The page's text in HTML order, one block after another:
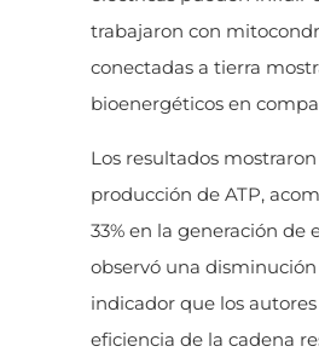
trabajaron con
conectadas a tierra
bioenergéticos en
Los resultados
producción de ATP,
33% en la generación de
observó una
indicador que los
eficiencia de la cadena